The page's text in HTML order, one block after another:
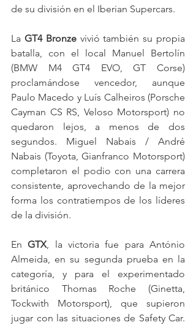
de su división en el Iberian Supercars.
La GT4 Bronze vivió también su propia
batalla, con el local Manuel Bertolín
(BMW M4 GT4 EVO, GT Corse)
proclamándose vencedor, aunque
Paulo Macedo y Luís Calheiros (Porsche
Cayman CS RS, Veloso Motorsport) no
quedaron lejos, a menos de dos
segundos. Miguel Nabais / André
Nabais (Toyota, Gianfranco Motorsport)
completaron el podio con una carrera
consistente, aprovechando de la mejor
forma los contratiempos de los líderes
de la división.
En GTX, la victoria fue para António
Almeida, en su segunda prueba en la
categoría, y para el experimentado
británico Thomas Roche (Ginetta,
Tockwith Motorsport), que supieron
jugar con las situaciones de Safety Car.